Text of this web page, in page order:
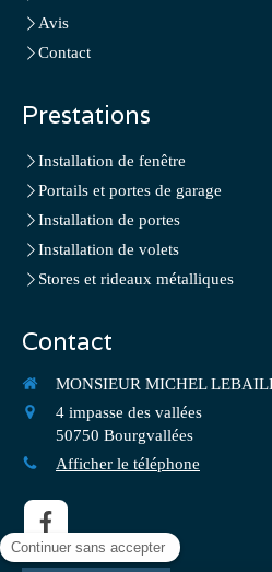
Avis
Contact
Prestations
Installation de fenêtre
Portails et portes de garage
Installation de portes
Installation de volets
Stores et rideaux métalliques
Contact
MONSIEUR MICHEL
4 impasse des vallées
50750 Bourgvallées
Afficher le téléphone